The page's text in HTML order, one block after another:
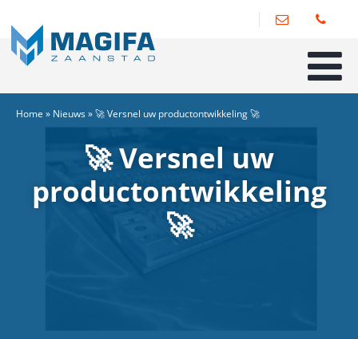
Home » Nieuws»🚀 Versnel uw productontwikkeling 🚀
🚀 Versnel uw
productontwikkeling
🚀